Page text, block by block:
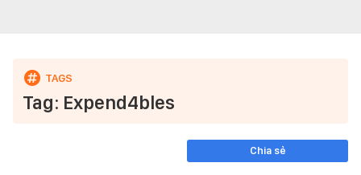
Tag: Expend4bles
Chia sẻ